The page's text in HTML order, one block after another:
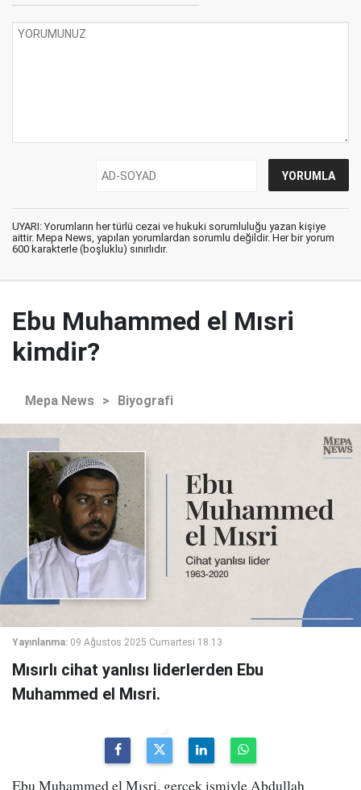
UYARI: Yorumların her türlü cezai ve hukuki sorumluluğu yazan kişiye
aittir. Mepa News, yapılan yorumlardan sorumlu değildir. Her bir yorum
600 karakterle (boşluklu) sınırlıdır.
Ebu Muhammed el Mısri
kimdir?
Mepa News > Biyografi
Yayınlanma: 09 Ağustos 2025 Cumartesi 18:13
Mısırlı cihat yanlısı liderlerden Ebu
Muhammed el Mısri.
Ebu Muhammed el Mısri, gerçek ismiyle Abdullah